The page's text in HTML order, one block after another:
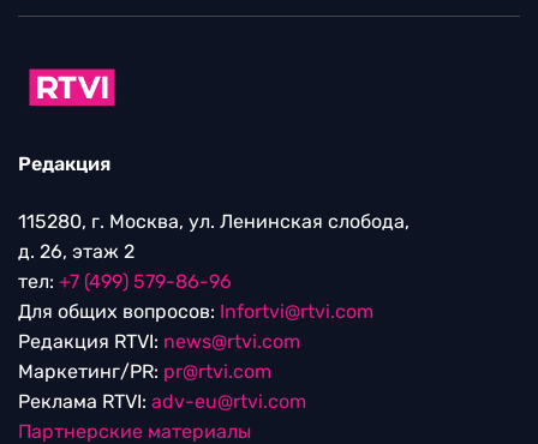
Редакция
115280, г. Москва, ул. Ленинская слобода,
д. 26, этаж 2
тел: +7 (499) 579-86-96
Для общих вопросов: Infortvi@rtvi.com
Редакция RTVI: news@rtvi.com
Маркетинг/PR: pr@rtvi.com
Реклама RTVI: adv-eu@rtvi.com
Партнерские материалы